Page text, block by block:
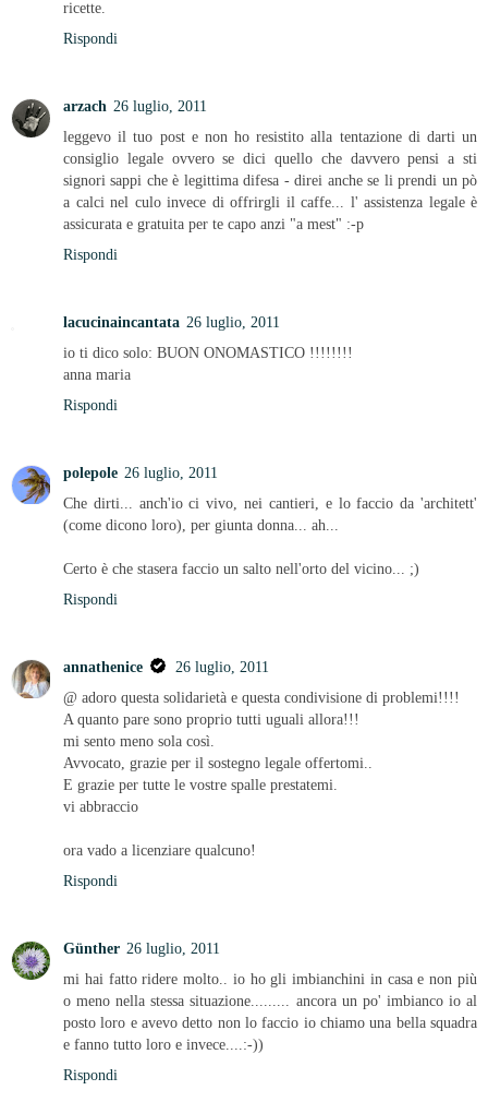
ricette.
Rispondi
arzach 26 luglio, 2011
leggevo il tuo post e non ho resistito alla tentazione di darti un
consiglio legale ovvero se dici quello che davvero pensi a sti
signori sappi che è legittima difesa - direi anche se li prendi un pò
a calci nel culo invece di offrirgli il caffe... l' assistenza legale è
assicurata e gratuita per te capo anzi "a mest" :-p
Rispondi
lacucinaincantata 26 luglio, 2011
io ti dico solo: BUON ONOMASTICO !!!!!!!!
anna maria
Rispondi
polepole 26 luglio, 2011
Che dirti... anch'io ci vivo, nei cantieri, e lo faccio da 'architett'
(come dicono loro), per giunta donna... ah...
Certo è che stasera faccio un salto nell'orto del vicino... ;)
Rispondi
annathenice
26 luglio, 2011
@ adoro questa solidarietà e questa condivisione di problemi!!!!
A quanto pare sono proprio tutti uguali allora!!!
mi sento meno sola così.
Avvocato, grazie per il sostegno legale offertomi..
E grazie per tutte le vostre spalle prestatemi.
vi abbraccio
ora vado a licenziare qualcuno!
Rispondi
Günther 26 luglio, 2011
mi hai fatto ridere molto.. io ho gli imbianchini in casa e non più
o meno nella stessa situazione......... ancora un po' imbianco io al
posto loro e avevo detto non lo faccio io chiamo una bella squadra
e fanno tutto loro e invece....:-))
Rispondi